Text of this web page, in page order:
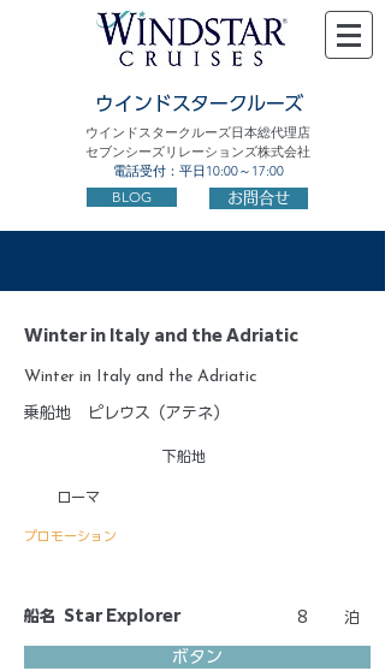
ウインドスタークルーズ
ウインドスタークルーズ日本総代理店
セブンシーズリレーションズ株式会社
電話受付：平日10:00～17:00
BLOG お問合せ
Winter in Italy and the Adriatic
Winter in Italy and the Adriatic
乗船地 ピレウス（アテネ）
下船地
ローマ
プロモーション
船名 Star Explorer 8 泊
ボタン